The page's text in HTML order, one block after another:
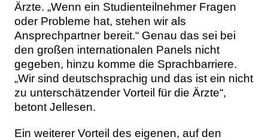
Ärzte. „Wenn ein Studienteilnehmer Fragen
oder Probleme hat, stehen wir als
Ansprechpartner bereit.“ Genau das sei bei
den großen internationalen Panels nicht
gegeben, hinzu komme die Sprachbarriere.
„Wir sind deutschsprachig und das ist ein nicht
zu unterschätzender Vorteil für die Ärzte“,
betont Jellesen.
Ein weiterer Vorteil des eigenen, auf den